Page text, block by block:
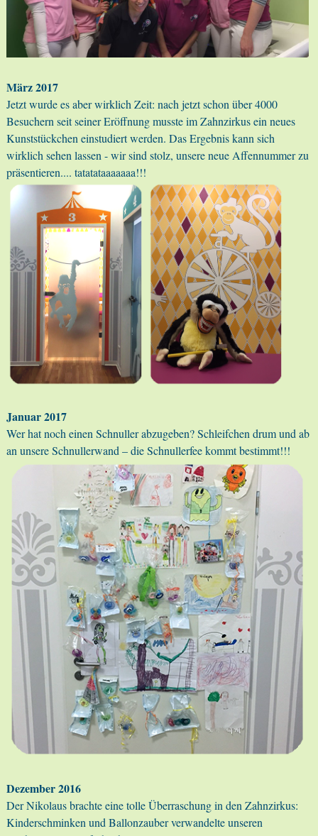
März 2017
Jetzt wurde es aber wirklich Zeit: nach jetzt schon über 4000
Besuchern seit seiner Eröffnung musste im Zahnzirkus ein neues
Kunststückchen einstudiert werden. Das Ergebnis kann sich
wirklich sehen lassen - wir sind stolz, unsere neue Affennummer zu
präsentieren.... tatatataaaaaaa!!!
Januar 2017
Wer hat noch einen Schnuller abzugeben? Schleifchen drum und ab
an unsere Schnullerwand – die Schnullerfee kommt bestimmt!!!
Dezember 2016
Der Nikolaus brachte eine tolle Überraschung in den Zahnzirkus:
Kinderschminken und Ballonzauber verwandelte unseren